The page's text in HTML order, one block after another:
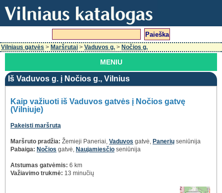
Vilniaus gatvės > Maršrutai > Vaduvos g. > Nočios g.
MENIU
Iš Vaduvos g. į Nočios g., Vilnius
Kaip važiuoti iš Vaduvos gatvės į Nočios gatvę
(Vilniuje)
Pakeisti maršrutą
Maršruto pradžia: Žemieji Paneriai, Vaduvos gatvė, Panerių seniūnija
Pabaiga: Nočios gatvė, Naujamiesčio seniūnija
Atstumas gatvėmis: 6 km
Važiavimo trukmė: 13 minučių